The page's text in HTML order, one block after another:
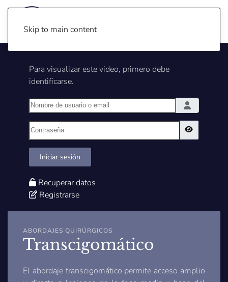
Skip to main content
Para visualizar este video, primero debe
identificarse.
Nombre de usuario o email
Contraseña
Iniciar sesión
Recuperar datos
Registrarse
ABORDAJES QUIRÚRGICOS
Transcigomático
El abordaje transcigomático permite acceso amplio